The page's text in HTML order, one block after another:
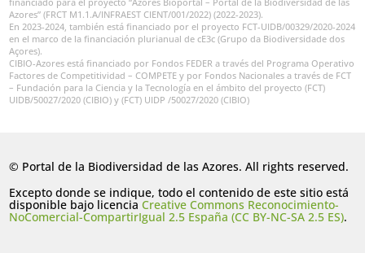
Azores” (FRCT M1.1.A/INFRAEST CIENT/001/2022) (2022-2023).
En 2023-2024, también está financiado por el proyecto FCT-UIDB/00329/2020-2024
en el marco de la financiación plurianual de cE3c (Grupo da Biodiversidade dos
Açores).
CIBIO-Azores está financiado por Fondos FEDER a través del Programa Operativo
Factores de Competitividad – COMPETE y por Fondos Nacionales a través de FCT
– Fundación para la Ciencia y la Tecnología en el ámbito del proyecto (FCT)
UIDB/50027/2020 (CIBIO) y (FCT) UIDP /50027/2020 (CIBIO)
© Portal de la Biodiversidad de las Azores. All rights reserved.
Excepto donde se indique, todo el contenido de este sitio está
disponible bajo licenciaCreative Commons Reconocimiento-
NoComercial-CompartirIgual 2.5 España (CC BY-NC-SA 2.5 ES).